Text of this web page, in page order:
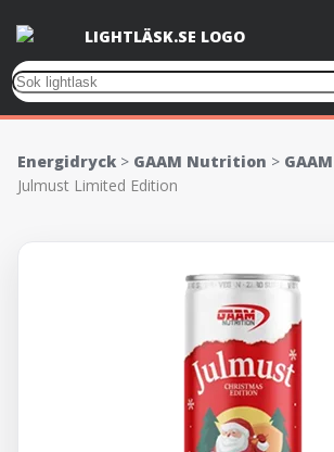
Energidryck > GAAM Nutrition > GAAM
Julmust Limited Edition